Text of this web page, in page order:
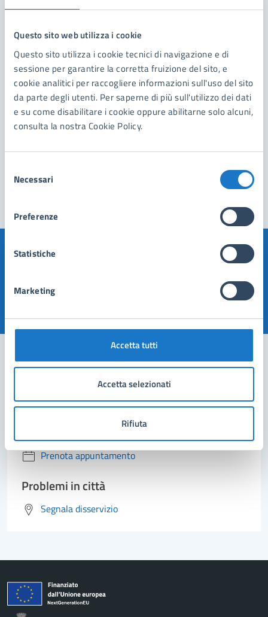
Questo sito web utilizza i cookie
Questo sito utilizza i cookie tecnici di navigazione e di
sessione per garantire la corretta fruizione del sito, e
cookie analitici per raccogliere informazioni sull'uso del sito
da parte degli utenti. Per saperne di più sull'utilizzo dei dati
e su come disabilitare i cookie oppure abilitarne solo alcuni,
consulta la nostra Cookie Policy.
delNecessari
Preferenze
Statistiche
Marketing
Accetta tutti
Accetta selezionati
Rifiuta
Servizi Demografici Elettorali Cimiteriali
Quanto sono chiare le informazioni su questa
Valuta 5 stelle su 5
Valuta 4 stelle su 5
Valuta 3 stelle su 5
Valuta 2 stelle su 5
Valuta 1 stelle su 5
Contatta il comune
Leggi le domande frequenti
Prenota appuntamento
Problemi in città
Segnala disservizio